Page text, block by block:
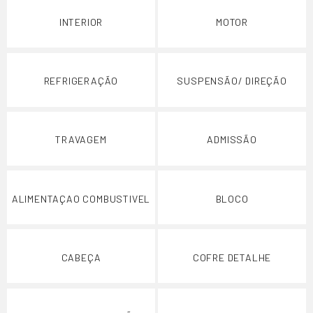
INTERIOR MOTOR
REFRIGERAÇÃO SUSPENSÃO/ DIREÇÃO
TRAVAGEM ADMISSÃO
ALIMENTAÇAO COMBUSTIVEL BLOCO
CABEÇA COFRE DETALHE